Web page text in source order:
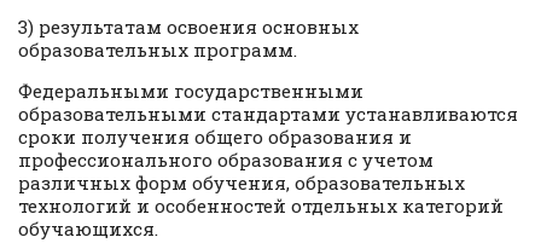
3) результатам освоения основных
образовательных программ.
Федеральными государственными
образовательными стандартами устанавливаются
сроки получения общего образования и
профессионального образования с учетом
различных форм обучения, образовательных
технологий и особенностей отдельных категорий
обучающихся.